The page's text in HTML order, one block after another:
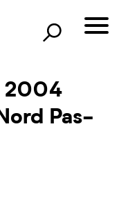
×
2004
Pas-